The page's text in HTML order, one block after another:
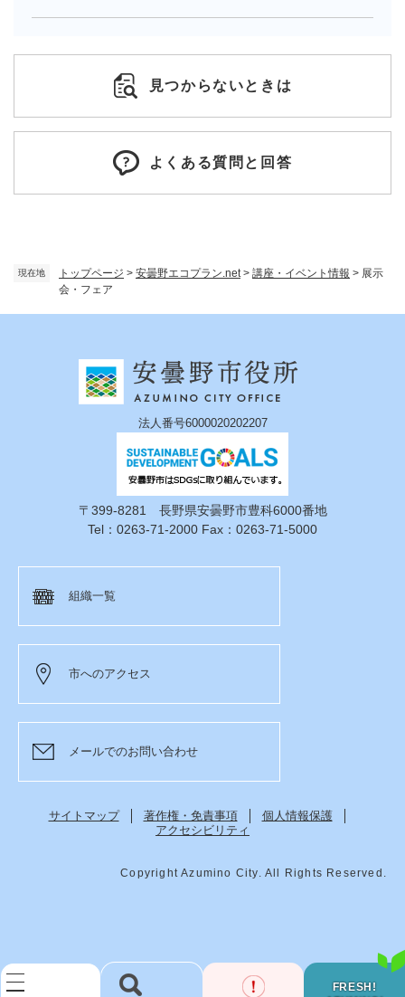
現在地 トップページ > 安曇野エコプラン.net > 講座・イベント情報 > 展示
会・フェア
見つからないときは
よくある質問と回答
FRESH!
法人番号6000020202207
〒399-8281 長野県安曇野市豊科6000番地
Tel：0263-71-2000 Fax：0263-71-5000
組織一覧
市へのアクセス
メールでのお問い合わせ
サイトマップ 著作権・免責事項
個人情報保護
アクセシビリティ
Copyright Azumino City. All Rights Reserved.